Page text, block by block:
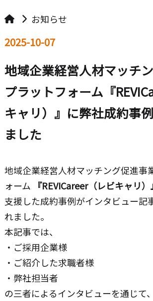
お知らせ
2025-10-07
地域企業経営人材マッチ
プラットフォーム『
キャリ）』に弊社成約事
ました
地域企業経営人材マッチング促進事
ォーム
『REVICareer（レビキャリ）
支援した成約事例がインタビュー記
れました。
本記事では、
・ご採用企業様
・ご紹介した求職者様
・弊社担当者
の三者によるインタビューを通じて